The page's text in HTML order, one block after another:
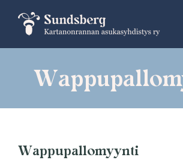
content
Wappupallomyynti